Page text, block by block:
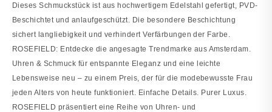
Dieses Schmuckstück ist aus hochwertigem Edelstahl gefertigt, PVD-
Beschichtet und anlaufgeschützt. Die besondere Beschichtung
sichert langliebigkeit und verhindert Verfärbungen der Farbe.
ROSEFIELD: Entdecke die angesagte Trendmarke aus Amsterdam.
Uhren & Schmuck für entspannte Eleganz und eine leichte
Lebensweise neu – zu einem Preis, der für die modebewusste Frau
jeden Alters von heute funktioniert. Einfache Details. Purer Luxus.
ROSEFIELD präsentiert eine Reihe von Uhren- und